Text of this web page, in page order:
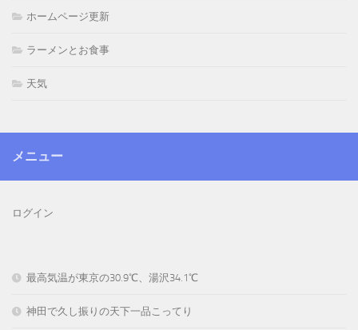
ホームページ更新
ラーメンとお食事
天気
メニュー
ログイン
最高気温が東京の30.9℃、湯沢34.1℃
神田で久し振りの天下一品こってり